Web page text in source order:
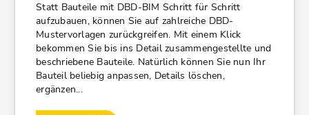
Statt Bauteile mit DBD-BIM Schritt für Schritt
aufzubauen, können Sie auf zahlreiche DBD-
Mustervorlagen zurückgreifen. Mit einem Klick
bekommen Sie bis ins Detail zusammengestellte und
beschriebene Bauteile. Natürlich können Sie nun Ihr
Bauteil beliebig anpassen, Details löschen,
ergänzen...